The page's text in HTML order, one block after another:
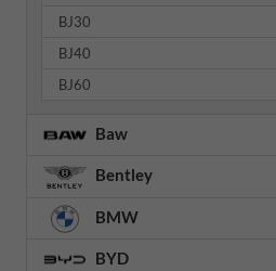
BJ30
BJ40
BJ60
Baw
Bentley
BMW
BYD